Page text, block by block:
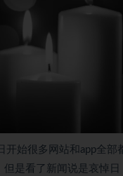
始很多网站和app全部
但是看了新闻说是哀悼日